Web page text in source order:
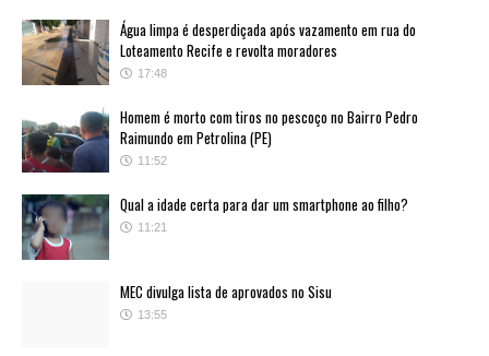
Água limpa é desperdiçada após vazamento em rua do
Loteamento Recife e revolta moradores
17:48
Homem é morto com tiros no pescoço no Bairro Pedro
Raimundo em Petrolina (PE)
11:52
Qual a idade certa para dar um smartphone ao filho?
11:21
MEC divulga lista de aprovados no Sisu
13:55